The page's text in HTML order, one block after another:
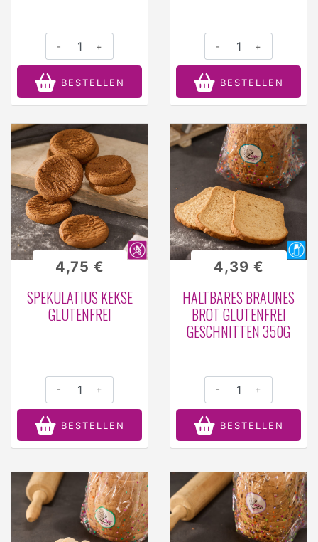
- +
BESTELLEN
- +
BESTELLEN
SPEKULATIUS KEKSE
GLUTENFREI
4,75 €
- +
BESTELLEN
HALTBARES BRAUNES
BROT GLUTENFREI
GESCHNITTEN 350G
4,39 €
- +
BESTELLEN